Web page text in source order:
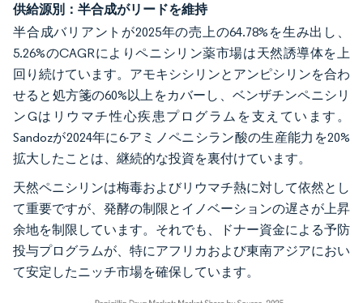
供給源別：半合成がリードを維持
半合成バリアントが2025年の売上の64.78%を生み出し、
5.26%のCAGRによりペニシリン薬市場は天然誘導体を上
回り続けています。アモキシシリンとアンピシリンを合わ
せると処方箋の60%以上をカバーし、ベンザチンペニシリ
ンGはリウマチ性心疾患プログラムを支えています。
Sandozが2024年に6-アミノペニシラン酸の生産能力を20%
拡大したことは、継続的な投資を裏付けています。
天然ペニシリンは梅毒およびリウマチ熱に対して依然とし
て重要ですが、発酵の制限とイノベーションの遅さが上昇
余地を制限しています。それでも、ドナー資金による予防
投与プログラムが、特にアフリカおよび東南アジアにおい
て安定したニッチ市場を確保しています。